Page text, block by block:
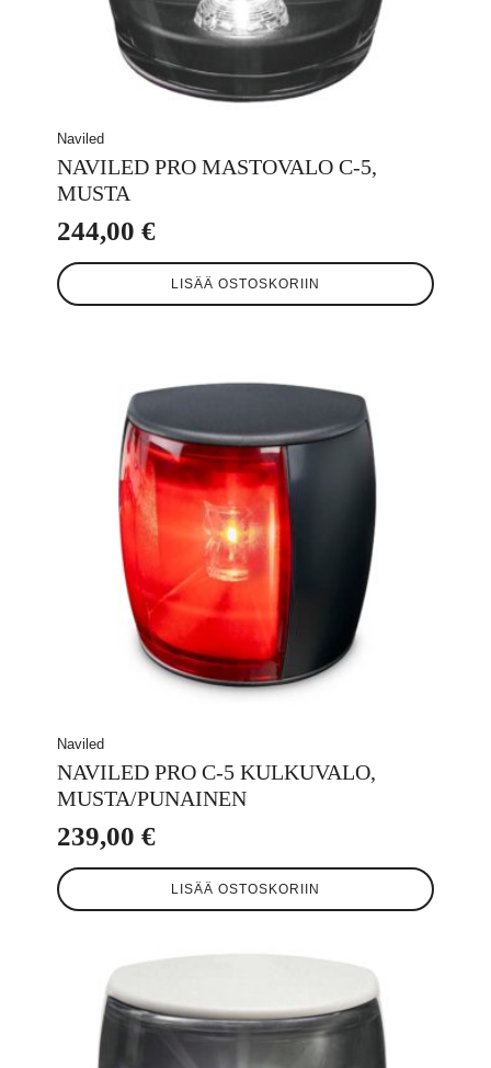
Naviled
NAVILED PRO MASTOVALO C-5,
MUSTA
244,00 €
LISÄÄ OSTOSKORIIN
Naviled
NAVILED PRO C-5 KULKUVALO,
MUSTA/PUNAINEN
239,00 €
LISÄÄ OSTOSKORIIN